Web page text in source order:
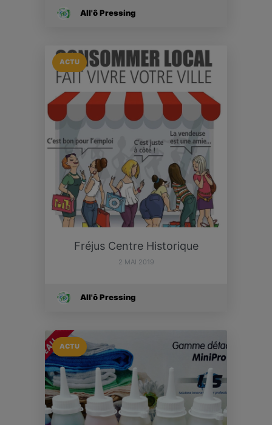
All'ô Pressing
ACTU
Fréjus Centre Historique
2 MAI 2019
All'ô Pressing
ACTU